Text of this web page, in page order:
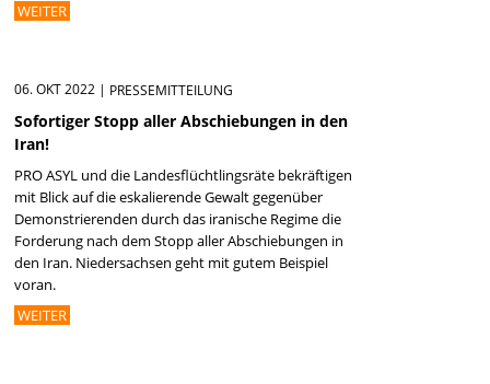
WEITER
06. OKT 2022 | PRESSEMITTEILUNG
Sofortiger Stopp aller Abschiebungen in den
Iran!
PRO ASYL und die Landesflüchtlingsräte bekräftigen
mit Blick auf die eskalierende Gewalt gegenüber
Demonstrierenden durch das iranische Regime die
Forderung nach dem Stopp aller Abschiebungen in
den Iran. Niedersachsen geht mit gutem Beispiel
voran.
WEITER